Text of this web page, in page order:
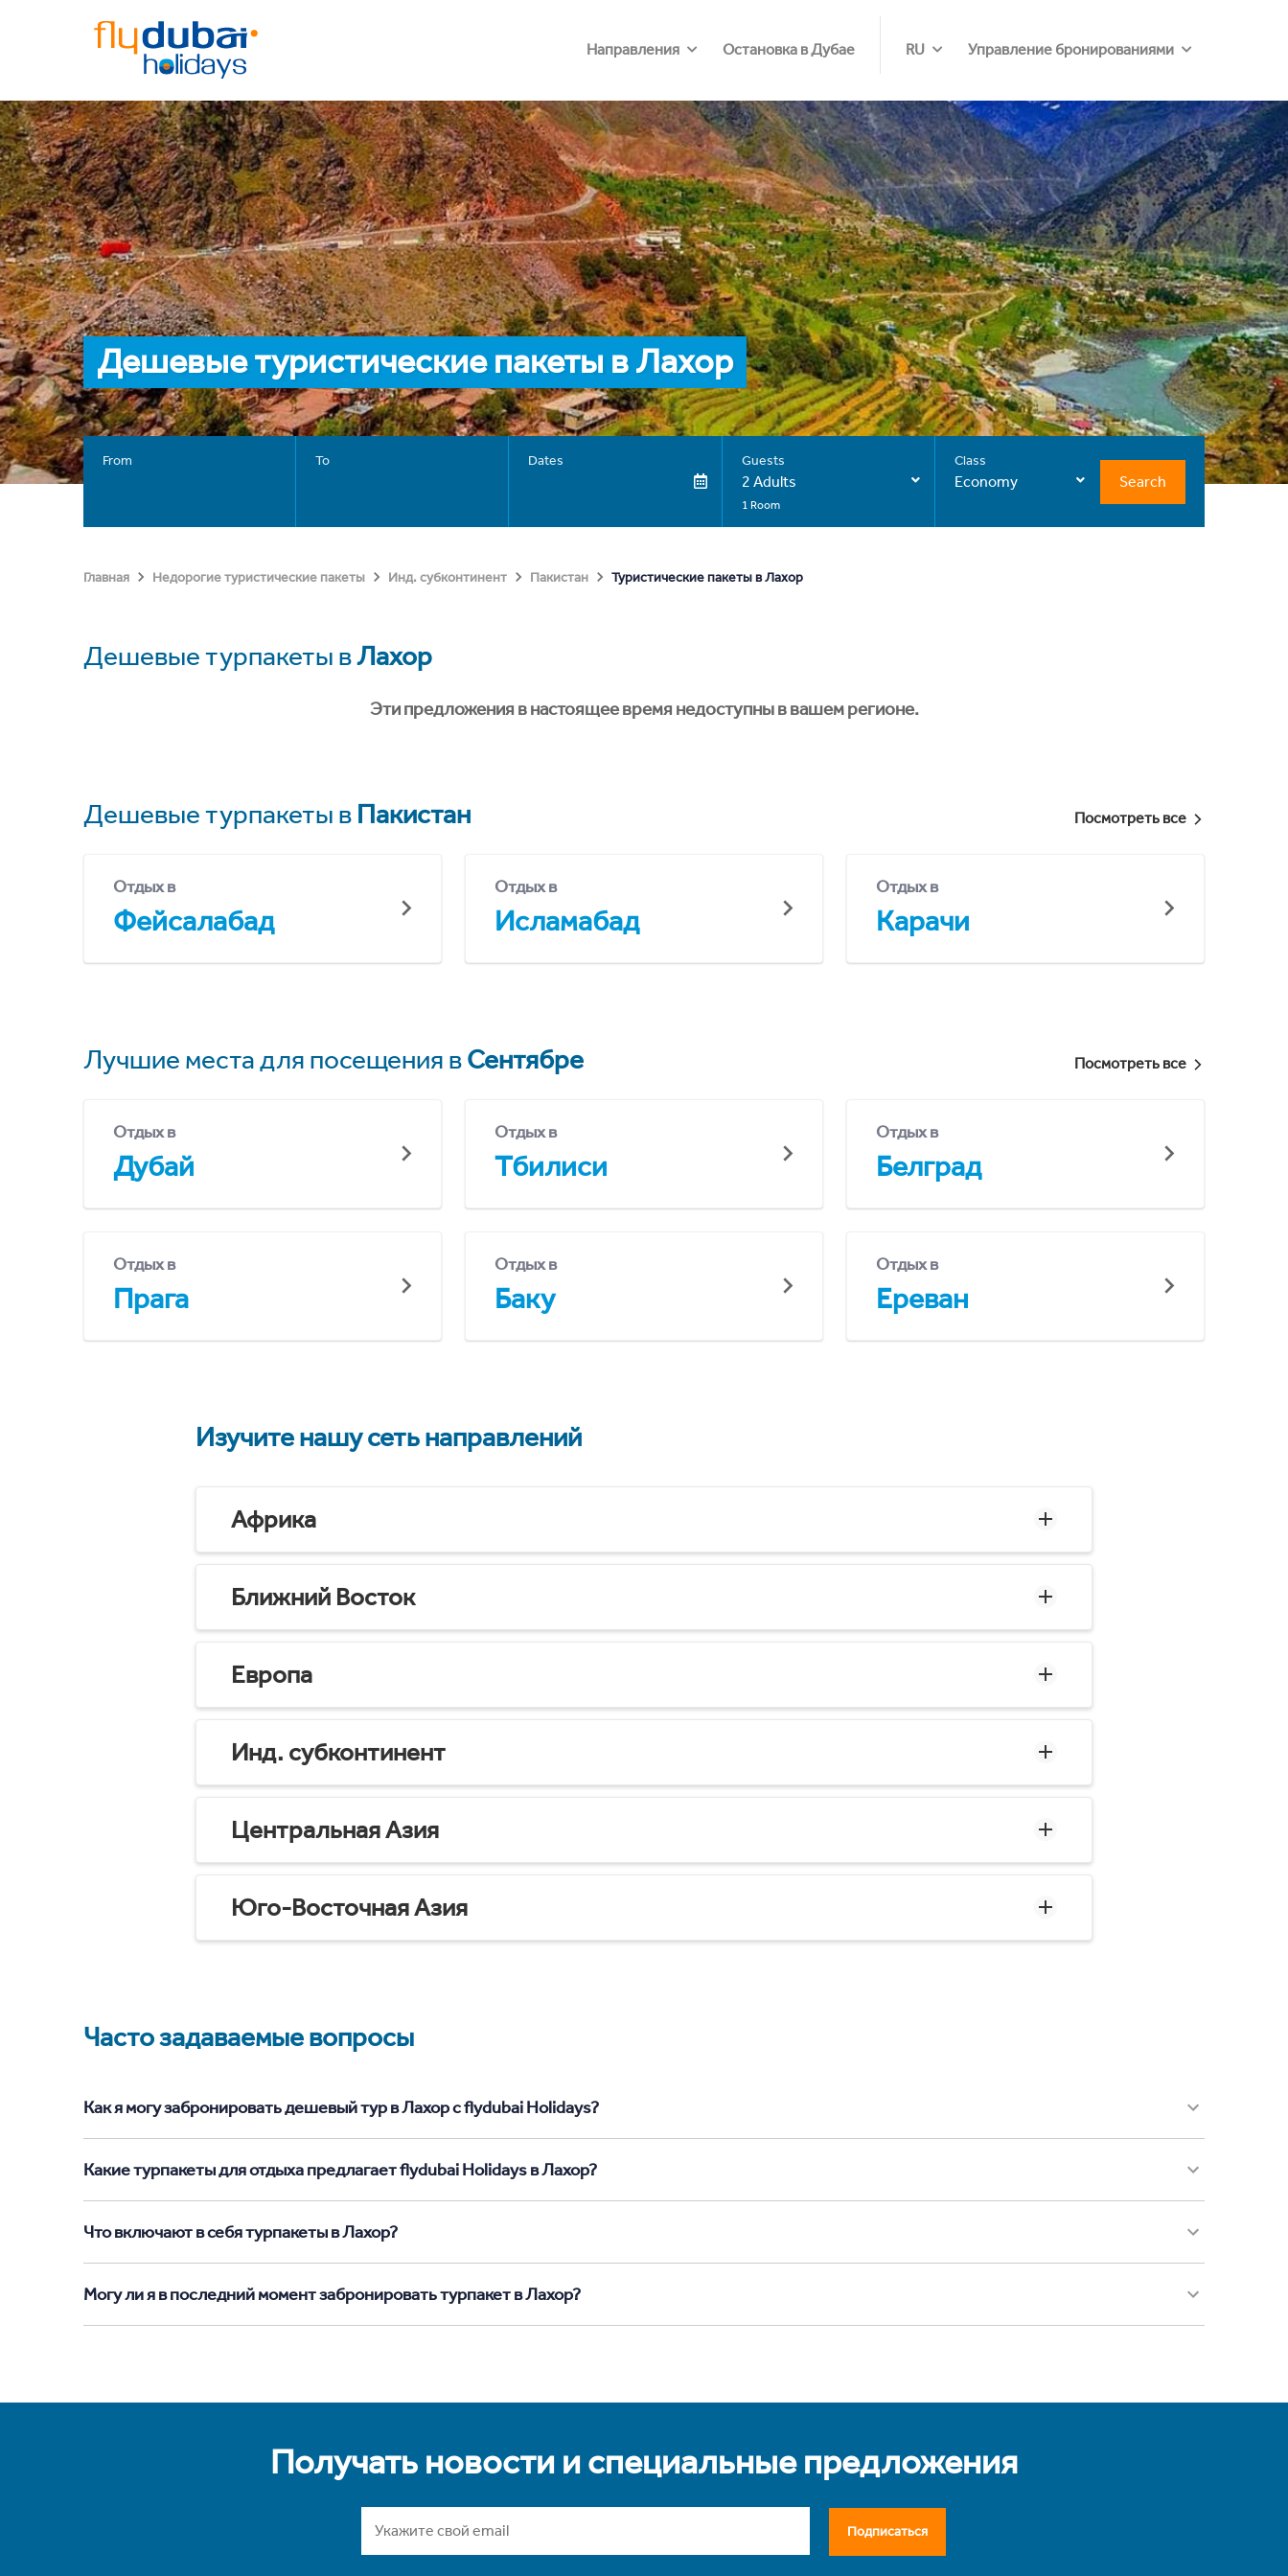
Направления Остановка в Дубае RU Управление бронированиями
Дешевые туристические пакеты в Лахор
From To Dates Guests
2 Adults
1 Room
Class
Economy Search
Главная Недорогие туристические пакеты Инд. субконтинент Пакистан Туристические пакеты в Лахор
Дешевые турпакеты вЛахор
Эти предложения в настоящее время недоступны в вашем регионе.
Дешевые турпакеты в Пакистан Посмотреть все
Отдых в
Фейсалабад
Отдых в
Исламабад
Отдых в
Карачи
Лучшие места для посещения вСентябре Посмотреть все
Отдых в
Дубай
Отдых в
Тбилиси
Отдых в
Белград
Отдых в
Прага
Отдых в
Баку
Отдых в
Ереван
Изучите нашу сеть направлений
Африка
Ближний Восток
Европа
Инд. субконтинент
Центральная Азия
Юго-Восточная Азия
Часто задаваемые вопросы
Как я могу забронировать дешевый тур в Лахор с flydubai Holidays?
Какие турпакеты для отдыха предлагает flydubai Holidays в Лахор?
Что включают в себя турпакеты в Лахор?
Могу ли я в последний момент забронировать турпакет в Лахор?
Получать новости и специальные предложения
Подписаться